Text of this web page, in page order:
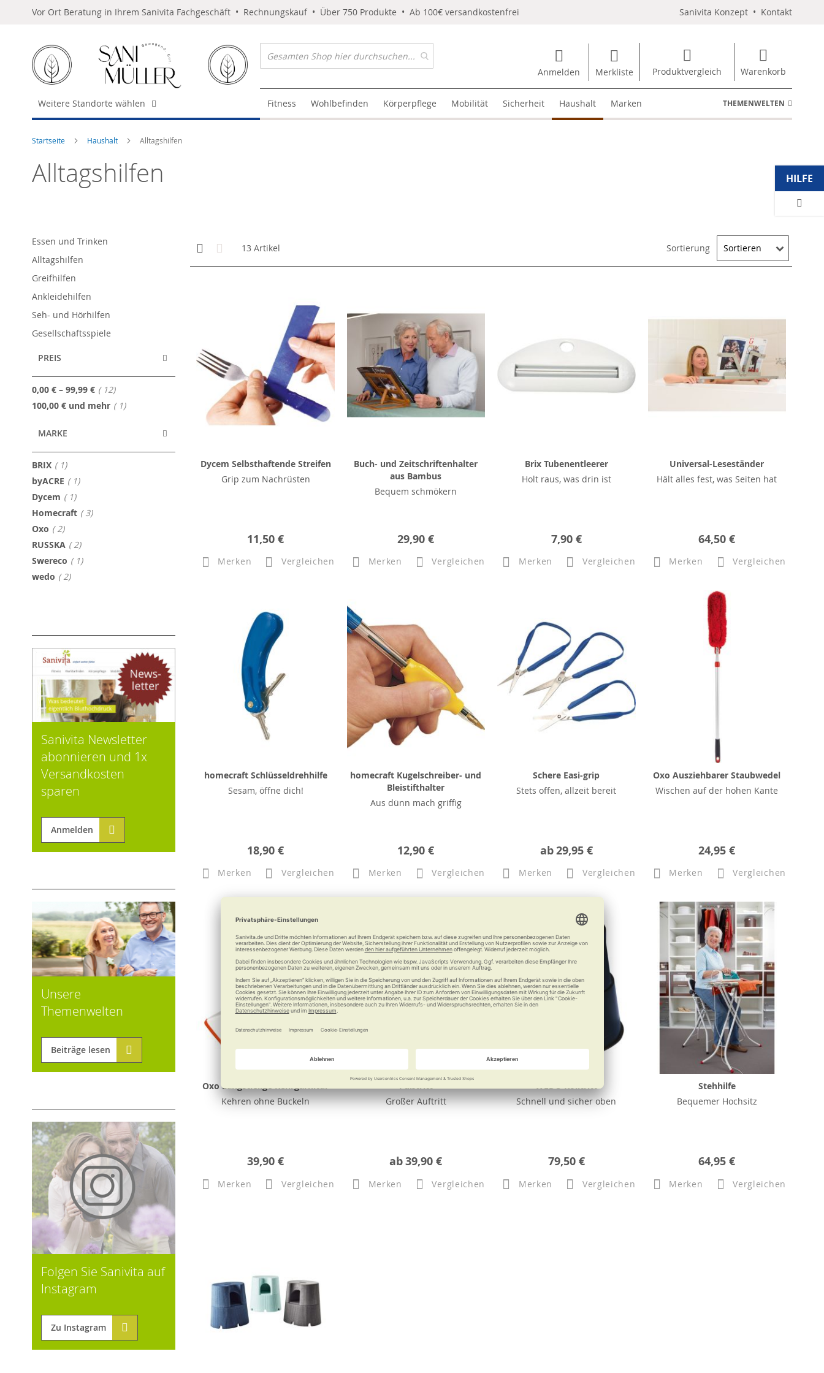
Vor Ort Beratung in Ihrem Sanivita Fachgeschäft • Rechnungskauf • Über 750 Produkte • Ab 100€ versandkostenfrei Sanivita Konzept • Kontakt
Anmelden Merkliste Produktvergleich Warenkorb
Weitere Standorte wählen Fitness Wohlbefinden Körperpflege Mobilität Sicherheit Haushalt Marken THEMENWELTEN
Startseite Haushalt Alltagshilfen
Alltagshilfen
Anzeigen
als
Kachelansicht
13 Artikel Sortierung
Dycem Selbsthaftende Streifen
Grip zum Nachrüsten
11,50 €
Merken Vergleichen
Buch- und Zeitschriftenhalter
aus Bambus
Bequem schmökern
29,90 €
Merken Vergleichen
Brix Tubenentleerer
Holt raus, was drin ist
7,90 €
Merken Vergleichen
Universal-Leseständer
Hält alles fest, was Seiten hat
64,50 €
Merken Vergleichen
homecraft Schlüsseldrehhilfe
Sesam, öffne dich!
18,90 €
Merken Vergleichen
homecraft Kugelschreiber- und
Bleistifthalter
Aus dünn mach griffig
12,90 €
Merken Vergleichen
Schere Easi-grip
Stets offen, allzeit bereit
ab29,95 €
Merken Vergleichen
Oxo Ausziehbarer Staubwedel
Wischen auf der hohen Kante
24,95 €
Merken Vergleichen
Oxo Langstielige Kehrgarnitur
Kehren ohne Buckeln
39,90 €
Merken Vergleichen
Fußtritt
Großer Auftritt
ab39,90 €
Merken Vergleichen
WEDO Rolltritt
Schnell und sicher oben
79,50 €
Merken Vergleichen
Stehhilfe
Bequemer Hochsitz
64,95 €
Merken Vergleichen
Essen und Trinken
Alltagshilfen
Greifhilfen
Ankleidehilfen
Seh- und Hörhilfen
Gesellschaftsspiele
PREIS
0,00 € – 99,99 € 12Artikel
100,00 € und mehr 1Artikel
MARKE
BRIX 1Artikel
byACRE 1Artikel
Dycem 1Artikel
Homecraft 3Artikel
Oxo 2Artikel
RUSSKA 2Artikel
Swereco 1Artikel
wedo 2Artikel
Sanivita Newsletter
abonnieren und 1x
Versandkosten
sparen
Anmelden
Unsere
Themenwelten
Beiträge lesen
Folgen Sie Sanivita auf
Instagram
Zu Instagram
HILFE